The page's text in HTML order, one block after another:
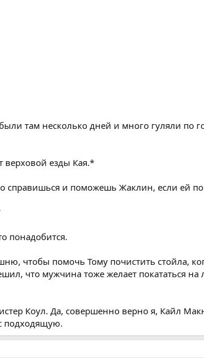
там несколько дней и много гуляли по
езды Кая.*
справишься и поможешь Жаклин, если ей
понадобится.
чтобы помочь Тому почистить стойла,
что мужчина тоже желает покататься
Коул. Да, совершенно верно я, Кайл
подходящую.